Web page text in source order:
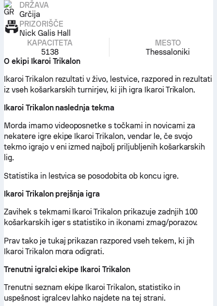
DRŽAVA
Grčija
PRIZORIŠČE
Nick Galis Hall
KAPACITETA
5138
MESTO
Thessaloniki
O ekipi Ikaroi Trikalon
Ikaroi Trikalon rezultati v živo, lestvice, razpored in rezultati
iz vseh košarkarskih turnirjev, ki jih igra Ikaroi Trikalon.
Ikaroi Trikalon naslednja tekma
Morda imamo videoposnetke s točkami in novicami za
nekatere igre ekipe Ikaroi Trikalon, vendar le, če svojo
tekmo igrajo v eni izmed najbolj priljubljenih košarkarskih
lig.
Statistika in lestvica se posodobita ob koncu igre.
Ikaroi Trikalon prejšnja igra
Zavihek s tekmami Ikaroi Trikalon prikazuje zadnjih 100
košarkarskih iger s statistiko in ikonami zmag/porazov.
Prav tako je tukaj prikazan razpored vseh tekem, ki jih
Ikaroi Trikalon mora odigrati.
Trenutni igralci ekipe Ikaroi Trikalon
Trenutni seznam ekipe Ikaroi Trikalon, statistiko in
uspešnost igralcev lahko najdete na tej strani.